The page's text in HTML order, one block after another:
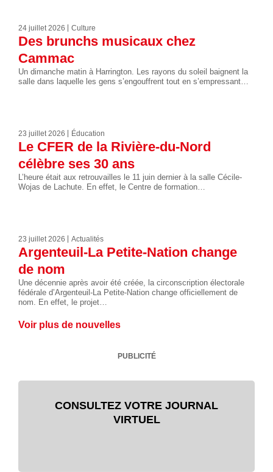
24 juillet 2026 Culture
Des brunchs musicaux chez
Cammac
Un dimanche matin à Harrington. Les rayons du soleil baignent la
salle dans laquelle les gens s’engouffrent tout en s’empressant…
23 juillet 2026 Éducation
Le CFER de la Rivière-du-Nord
célèbre ses 30 ans
L’heure était aux retrouvailles le 11 juin dernier à la salle Cécile-
Wojas de Lachute. En effet, le Centre de formation…
23 juillet 2026 Actualités
Argenteuil-La Petite-Nation change
de nom
Une décennie après avoir été créée, la circonscription électorale
fédérale d’Argenteuil-La Petite-Nation change officiellement de
nom. En effet, le projet…
Voir plus de nouvelles
PUBLICITÉ
CONSULTEZ VOTRE JOURNAL
VIRTUEL